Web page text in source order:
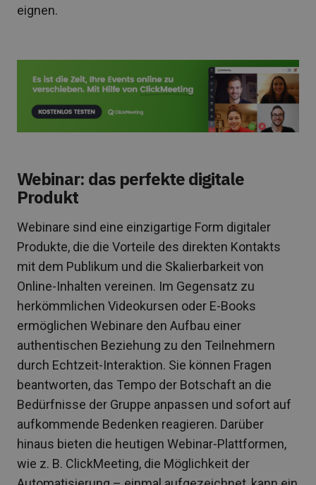
eignen.
Webinar: das perfekte digitale
Produkt
Webinare sind eine einzigartige Form digitaler
Produkte, die die Vorteile des direkten Kontakts
mit dem Publikum und die Skalierbarkeit von
Online-Inhalten vereinen. Im Gegensatz zu
herkömmlichen Videokursen oder E-Books
ermöglichen Webinare den Aufbau einer
authentischen Beziehung zu den Teilnehmern
durch Echtzeit-Interaktion. Sie können Fragen
beantworten, das Tempo der Botschaft an die
Bedürfnisse der Gruppe anpassen und sofort auf
aufkommende Bedenken reagieren. Darüber
hinaus bieten die heutigen Webinar-Plattformen,
wie z. B. ClickMeeting, die Möglichkeit der